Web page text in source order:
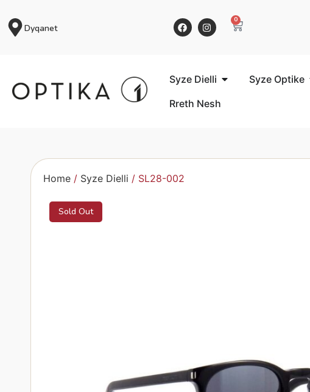
Dyqanet
0
Syze Dielli Syze Optike
Rreth Nesh
Home / Syze Dielli / SL28-002
Sold Out